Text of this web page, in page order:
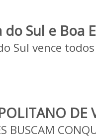
do Sul e Boa
Sul vence
DE
BUSCAM